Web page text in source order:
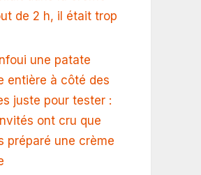
de 2 h, il était trop
une patate
entière à côté des
juste pour tester :
ont cru que
préparé une crème